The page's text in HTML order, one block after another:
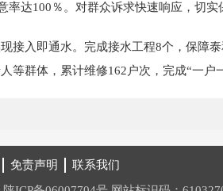
达100％。对群众诉求快速响应，切实
接入即通水。完成接水工程8个，保障
等群体，累计维修162户次，完成“一户
免责声明
联系我们